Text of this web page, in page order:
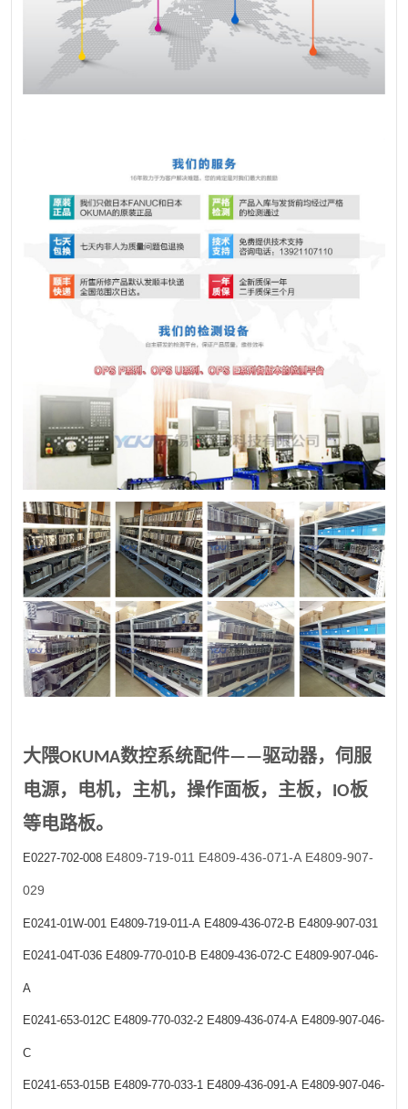
大隈OKUMA数控系统配件——驱动器，伺服
电源，电机，主机，操作面板，主板，IO板
等电路板。
E0227-702-008 E4809-719-011 E4809-436-071-A E4809-907-
029
E0241-01W-001 E4809-719-011-A E4809-436-072-B E4809-907-031
E0241-04T-036 E4809-770-010-B E4809-436-072-C E4809-907-046-
A
E0241-653-012C E4809-770-032-2 E4809-436-074-A E4809-907-046-
C
E0241-653-015B E4809-770-033-1 E4809-436-091-A E4809-907-046-